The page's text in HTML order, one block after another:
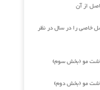
از آن
خاصی را در سال در نظر
کاشت مو (بخش سوم)
مو (بخش دوم)